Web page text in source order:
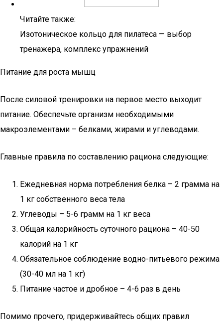
Читайте также:
Изотоническое кольцо для пилатеса — выбор
тренажера, комплекс упражнений
Питание для роста мышц
После силовой тренировки на первое место выходит
питание. Обеспечьте организм необходимыми
макроэлементами – белками, жирами и углеводами.
Главные правила по составлению рациона следующие:
Ежедневная норма потребления белка – 2 грамма на
1 кг собственного веса тела
Углеводы – 5-6 грамм на 1 кг веса
Общая калорийность суточного рациона – 40-50
калорий на 1 кг
Обязательное соблюдение водно-питьевого режима
(30-40 мл на 1 кг)
Питание частое и дробное – 4-6 раз в день
Помимо прочего, придерживайтесь общих правил